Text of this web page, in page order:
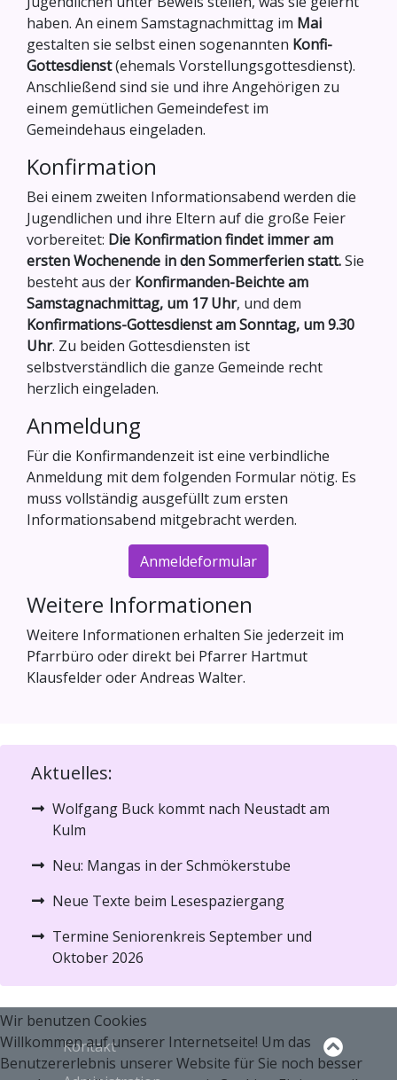
haben. An einem Samstagnachmittag im Mai
gestalten sie selbst einen sogenannten Konfi-
Gottesdienst(ehemals Vorstellungsgottesdienst).
Anschließend sind sie und ihre Angehörigen zu
einem gemütlichen Gemeindefest im
Gemeindehaus eingeladen.
Konfirmation
Bei einem zweiten Informationsabend werden die
Jugendlichen und ihre Eltern auf die große Feier
vorbereitet: Die Konfirmation findet immer am
ersten Wochenende in den Sommerferien statt.Sie
besteht aus der Konfirmanden-Beichte am
Samstagnachmittag, um 17 Uhr, und dem
Konfirmations-Gottesdienst am Sonntag, um 9.30
Uhr. Zu beiden Gottesdiensten ist
selbstverständlich die ganze Gemeinde recht
herzlich eingeladen.
Anmeldung
Für die Konfirmandenzeit ist eine verbindliche
Anmeldung mit dem folgenden Formular nötig. Es
muss vollständig ausgefüllt zum ersten
Informationsabend mitgebracht werden.
Anmeldeformular
Weitere Informationen
Weitere Informationen erhalten Sie jederzeit im
Pfarrbüro oder direkt bei Pfarrer Hartmut
Klausfelder oder Andreas Walter.
Aktuelles:
Wolfgang Buck kommt nach Neustadt am
Kulm
Neu: Mangas in der Schmökerstube
Neue Texte beim Lesespaziergang
Termine Seniorenkreis September und
Oktober 2026
Kontakt
Wir benutzen Cookies
Willkommen auf unserer Internetseite! Um das
Benutzererlebnis unserer Website für Sie noch besser